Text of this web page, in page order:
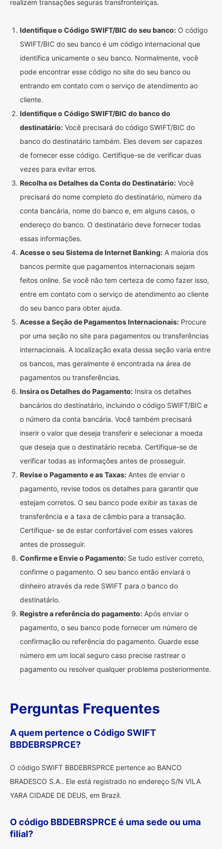
realizem transações seguras transfronteiriças.
Identifique o Código SWIFT/BIC do seu banco: O código
SWIFT/BIC do seu banco é um código internacional que
identifica unicamente o seu banco. Normalmente, você
pode encontrar esse código no site do seu banco ou
entrando em contato com o serviço de atendimento ao
cliente.
Identifique o Código SWIFT/BIC do banco do
destinatário: Você precisará do código SWIFT/BIC do
banco do destinatário também. Eles devem ser capazes
de fornecer esse código. Certifique-se de verificar duas
vezes para evitar erros.
Recolha os Detalhes da Conta do Destinatário: Você
precisará do nome completo do destinatário, número da
conta bancária, nome do banco e, em alguns casos, o
endereço do banco. O destinatário deve fornecer todas
essas informações.
Acesse o seu Sistema de Internet Banking: A maioria dos
bancos permite que pagamentos internacionais sejam
feitos online. Se você não tem certeza de como fazer isso,
entre em contato com o serviço de atendimento ao cliente
do seu banco para obter ajuda.
Acesse a Seção de Pagamentos Internacionais: Procure
por uma seção no site para pagamentos ou transferências
internacionais. A localização exata dessa seção varia entre
os bancos, mas geralmente é encontrada na área de
pagamentos ou transferências.
Insira os Detalhes do Pagamento: Insira os detalhes
bancários do destinatário, incluindo o código SWIFT/BIC e
o número da conta bancária. Você também precisará
inserir o valor que deseja transferir e selecionar a moeda
que deseja que o destinatário receba. Certifique-se de
verificar todas as informações antes de prosseguir.
Revise o Pagamento e as Taxas: Antes de enviar o
pagamento, revise todos os detalhes para garantir que
estejam corretos. O seu banco pode exibir as taxas de
transferência e a taxa de câmbio para a transação.
Certifique- se de estar confortável com esses valores
antes de prosseguir.
Confirme e Envie o Pagamento: Se tudo estiver correto,
confirme o pagamento. O seu banco então enviará o
dinheiro através da rede SWIFT para o banco do
destinatário.
Registre a referência do pagamento: Após enviar o
pagamento, o seu banco pode fornecer um número de
confirmação ou referência do pagamento. Guarde esse
número em um local seguro caso precise rastrear o
pagamento ou resolver qualquer problema posteriormente.
Perguntas Frequentes
A quem pertence o Código SWIFT
BBDEBRSPRCE?
O código SWIFT BBDEBRSPRCE pertence ao BANCO
BRADESCO S.A.. Ele está registrado no endereço S/N VILA
YARA CIDADE DE DEUS, em Brazil.
O código BBDEBRSPRCE é uma sede ou uma
filial?